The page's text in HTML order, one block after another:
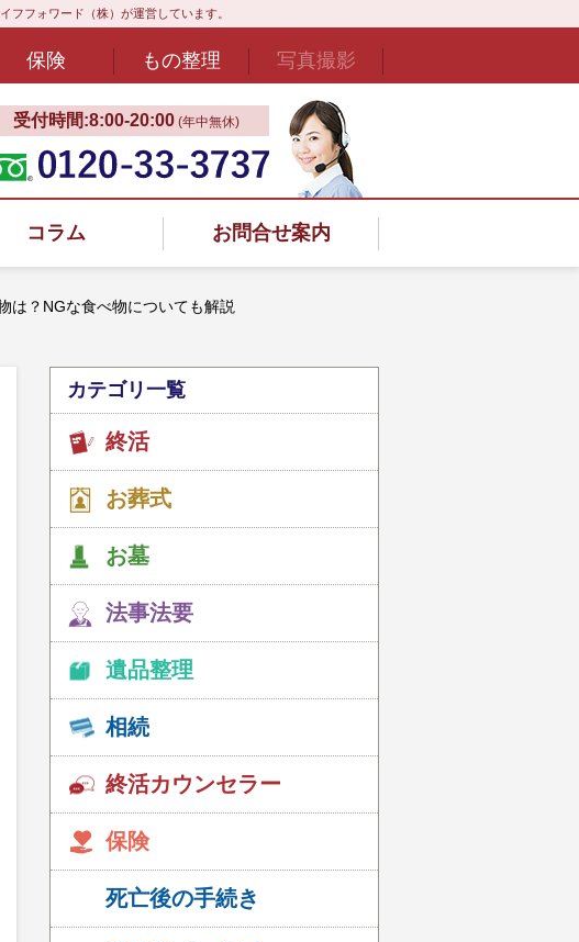
フフォワード（株）が運営しています。
保険 もの整理 写真撮影
受付時間:8:00‐20:00 (年中無休)
コラム お問合せ案内
は？NGな食べ物についても解説
カテゴリ一覧
終活
お葬式
お墓
法事法要
遺品整理
相続
終活カウンセラー
保険
死亡後の手続き